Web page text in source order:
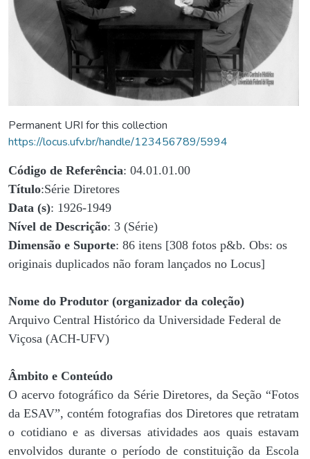
Permanent URI for this collection
https://locus.ufv.br/handle/123456789/5994
Código de Referência: 04.01.01.00
Título:Série Diretores
Data (s): 1926-1949
Nível de Descrição: 3 (Série)
Dimensão e Suporte: 86 itens [308 fotos p&b. Obs: os
originais duplicados não foram lançados no Locus]
Nome do Produtor (organizador da coleção)
Arquivo Central Histórico da Universidade Federal de
Viçosa (ACH-UFV)
Âmbito e Conteúdo
O acervo fotográfico da Série Diretores, da Seção “Fotos
da ESAV”, contém fotografias dos Diretores que retratam
o cotidiano e as diversas atividades aos quais estavam
envolvidos durante o período de constituição da Escola